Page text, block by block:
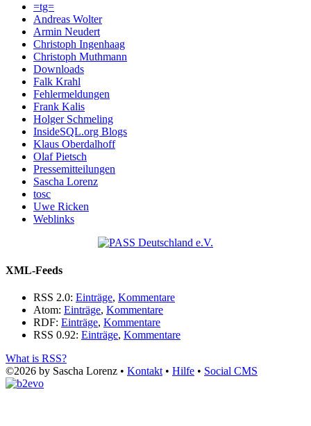
=tg=
Andreas Wolter
Armin Neudert
Christoph Ingenhaag
Christoph Muthmann
Downloads
Falk Krahl
Fehlermeldungen
Frank Kalis
Holger Schmeling
InsideSQL.org Blogs
Klaus Oberdalhoff
Olaf Pietsch
Pressemitteilungen
Sascha Lorenz
tosc
Uwe Ricken
Weblinks
XML-Feeds
RSS 2.0: Einträge, Kommentare
Atom: Einträge, Kommentare
RDF: Einträge, Kommentare
RSS 0.92: Einträge, Kommentare
What is RSS?
©2026 by Sascha Lorenz • Kontakt • Hilfe • Social CMS